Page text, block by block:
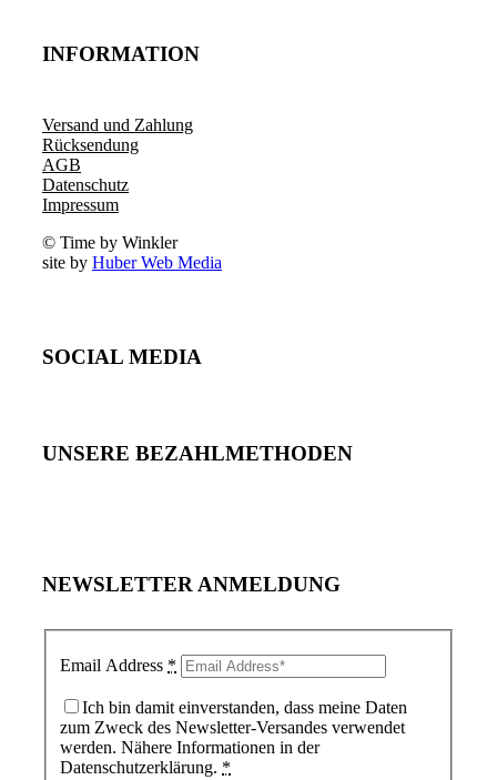
INFORMATION
Versand und Zahlung
Rücksendung
AGB
Datenschutz
Impressum
© Time by Winkler
site by Huber Web Media
SOCIAL MEDIA
UNSERE BEZAHLMETHODEN
NEWSLETTER ANMELDUNG
Email Address *
Ich bin damit einverstanden, dass meine Daten
zum Zweck des Newsletter-Versandes verwendet
werden. Nähere Informationen in der
Datenschutzerklärung. *